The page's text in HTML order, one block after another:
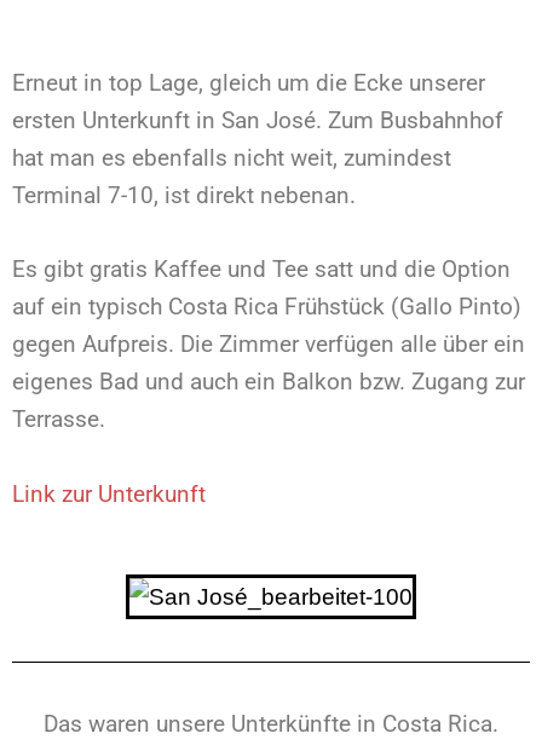
Erneut in top Lage, gleich um die Ecke unserer
ersten Unterkunft in San José. Zum Busbahnhof
hat man es ebenfalls nicht weit, zumindest
Terminal 7-10, ist direkt nebenan.
Es gibt gratis Kaffee und Tee satt und die Option
auf ein typisch Costa Rica Frühstück (Gallo Pinto)
gegen Aufpreis. Die Zimmer verfügen alle über ein
eigenes Bad und auch ein Balkon bzw. Zugang zur
Terrasse.
Link zur Unterkunft
Das waren unsere Unterkünfte in Costa Rica.